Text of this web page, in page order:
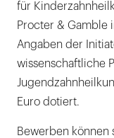
für
Procter & Gamble
Angaben der
wissenschaftliche
Euro dotiert.
Bewerben